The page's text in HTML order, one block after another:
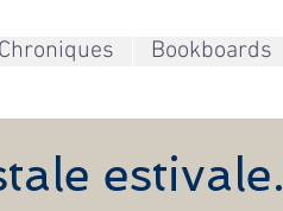
Chroniques Bookboards
estivale.